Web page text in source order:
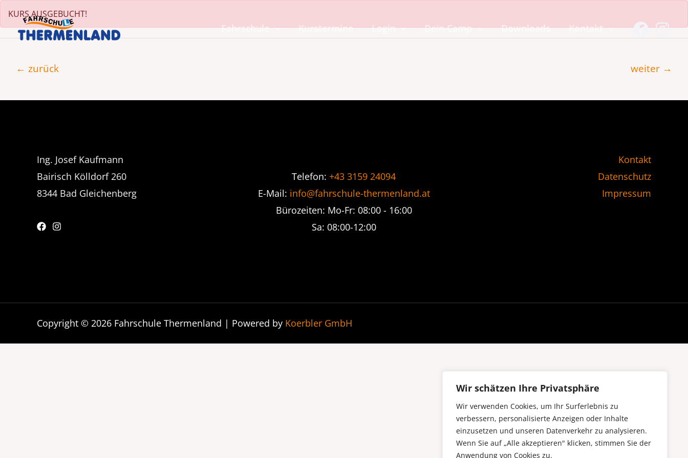
Wir schätzen Ihre Privatsphäre
Wir verwenden Cookies, um Ihr Surferlebnis zu
verbessern, personalisierte Anzeigen oder Inhalte
einzusetzen und unseren Datenverkehr zu analysieren.
Wenn Sie auf „Alle akzeptieren" klicken, stimmen Sie der
Anwendung von Cookies zu.
Zum
Inhalt
springen
Fahrschule Kurstermine Login Dein Camp Downloads Kontakt
KURS AUSGEBUCHT!
Beitragsnavigation
← zurück weiter →
Ing. Josef Kaufmann
Bairisch Kölldorf 260
8344 Bad Gleichenberg
Telefon: +43 3159 24094
E-Mail: info@fahrschule-thermenland.at
Bürozeiten: Mo-Fr: 08:00 - 16:00
Sa: 08:00-12:00
Kontakt
Datenschutz
Impressum
Copyright © 2026 Fahrschule Thermenland | Powered by Koerbler GmbH